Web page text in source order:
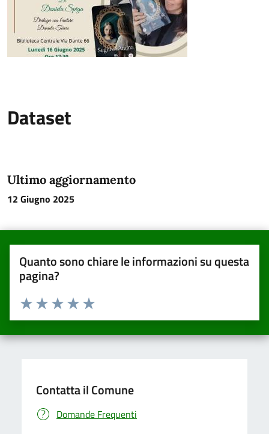
Dataset
Ultimo aggiornamento
12 Giugno 2025
Quanto sono chiare le informazioni su questa
pagina?
Valuta da 1 a 5 stelle la pagina
Valuta 5 stelle su 5
Valuta 4 stelle su 5
Valuta 3 stelle su 5
Valuta 2 stelle su 5
Valuta una stella su 5
Contatta il Comune
Domande Frequenti